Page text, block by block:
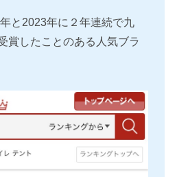
と2023年に２年連続で九
賞したことのある人気ブラ